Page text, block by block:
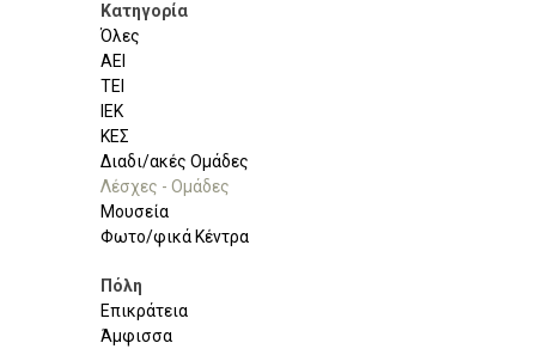
Κατηγορία
Όλες
ΑΕΙ
ΤΕΙ
ΙΕΚ
ΚΕΣ
Διαδι/ακές Ομάδες
Λέσχες - Ομάδες
Μουσεία
Φωτο/φικά Κέντρα
Πόλη
Επικράτεια
Άμφισσα